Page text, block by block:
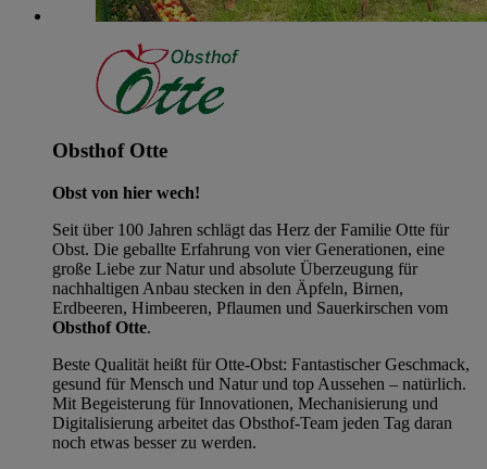
Obsthof Otte
Obst von hier wech!
Seit über 100 Jahren schlägt das Herz der Familie Otte für
Obst. Die geballte Erfahrung von vier Generationen, eine
große Liebe zur Natur und absolute Überzeugung für
nachhaltigen Anbau stecken in den Äpfeln, Birnen,
Erdbeeren, Himbeeren, Pflaumen und Sauerkirschen vom
Obsthof Otte.
Beste Qualität heißt für Otte-Obst: Fantastischer Geschmack,
gesund für Mensch und Natur und top Aussehen – natürlich.
Mit Begeisterung für Innovationen, Mechanisierung und
Digitalisierung arbeitet das Obsthof-Team jeden Tag daran
noch etwas besser zu werden.